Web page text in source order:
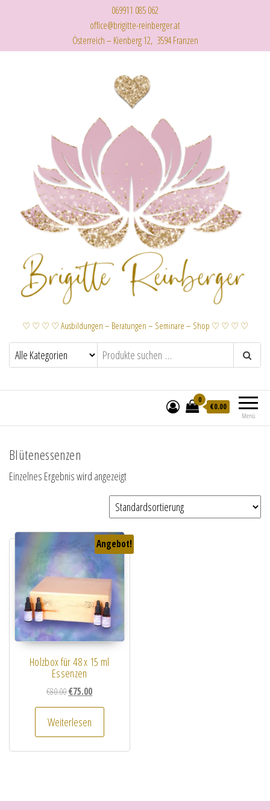
069911 085 062
office@brigitte-reinberger.at
Österreich – Kienberg 12, 3594 Franzen
♡ ♡ ♡ ♡ Ausbildungen – Beratungen – Seminare – Shop ♡ ♡ ♡ ♡
Menü
0
€0.00
Blütenessenzen
Einzelnes Ergebnis wird angezeigt
Angebot!
Holzbox für 48 x 15 ml
Essenzen
€80.00Ursprünglicher Preis war: €80.00
€75.00Aktueller Preis ist: €75.00.
Weiterlesen